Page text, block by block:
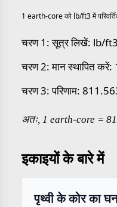
1 earth-core को lb/ft3 में
चरण 1: सूत्र लिखें: lb/
चरण 2: मान स्थापित
चरण 3: परिणाम:
अतः, 1 earth-core =
इकाइयों के बारे में
पृथ्वी के कोर का